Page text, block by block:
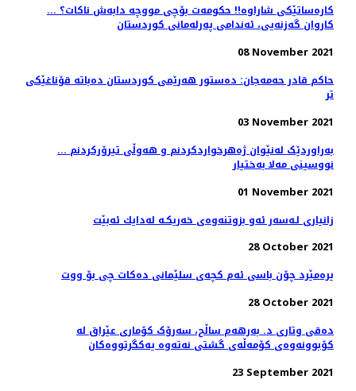
کارەساتێکی شاراوە!! حکومەت بۆچی مووچە دابەش ناکات؟ ...
كاروان گه‌زنه‌یی، ئه‌ندامی په‌رله‌مانی كوردستان
08 November 2021
حاكم قادر حه‌مه‌جان: دەستور ھەرێمی كوردستان دەباتە قۆناغێكی
تر
03 November 2021
بەراوردێک لەنێوان ژەهرخواردکردنم و هەوڵی تیرۆرکردنم ...
نووسینی مەلا بەختیار
01 November 2021
زانیاری لـەسەر ئەو بزوتنەوەی خەریكـە لەدایك ئەبێت
28 October 2021
یرەمێرد چۆن باسی ئەم كچەی سلێمانی دەكات چی بۆ ووت
28 October 2021
دەقی وتاری د. بەرهەم ساڵح، سەرۆک کۆماری عێراق لە
کۆبوونەوەی کۆمەڵەی گشتی نەتەوە یەکگرتووەکان
23 September 2021